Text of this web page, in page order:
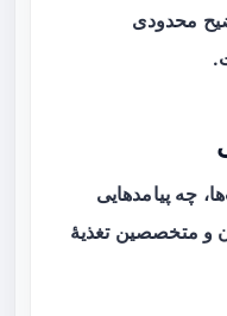
محدودی
چه پیامدهایی
و متخصصین تغذیهٔ